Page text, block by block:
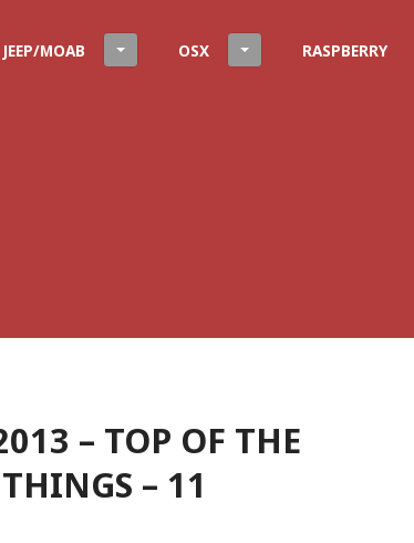
JEEP/MOAB OSX RASPBERRY
– TOP OF THE
– 11